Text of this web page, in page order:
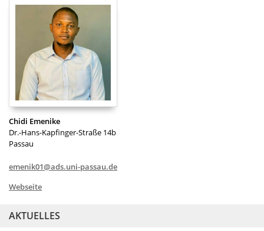
Chidi Emenike
Dr.-Hans-Kapfinger-Straße 14b
Passau
emenik01@ads.uni-passau.de
Webseite
AKTUELLES